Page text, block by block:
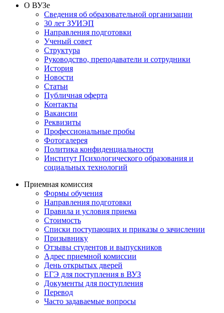
О ВУЗе
Сведения об образовательной организации
30 лет ЗУИЭП
Направления подготовки
Ученый совет
Структура
Руководство, преподаватели и сотрудники
История
Новости
Статьи
Публичная оферта
Контакты
Вакансии
Реквизиты
Профессиональные пробы
Фотогалерея
Политика конфиденциальности
Институт Психологического образования и
социальных технологий
Приемная комиссия
Формы обучения
Направления подготовки
Правила и условия приема
Стоимость
Списки поступающих и приказы о зачислении
Призывнику
Отзывы студентов и выпускников
Адрес приемной комиссии
День открытых дверей
ЕГЭ для поступления в ВУЗ
Документы для поступления
Перевод
Часто задаваемые вопросы